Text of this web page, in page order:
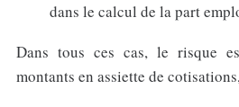
dans le calcul de la part
Dans tous ces cas, le risque
montants en assiette de